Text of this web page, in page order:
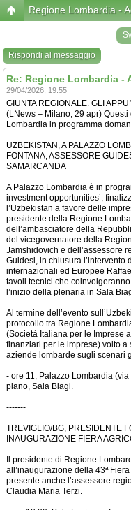
Regione Lombardia -
Rispondi al messaggio
Re: Regione Lombardia -
29/04/2026, 19:55
GIUNTA REGIONALE. GLI
(LNews – Milano, 29 apr)
Lombardia in programma
UZBEKISTAN, A PALAZZO
FONTANA, ASSESSORE
SAMARCANDA
A Palazzo Lombardia è in
investment opportunities’,
l’Uzbekistan a favore delle
presidente della Regione
dell’ambasciatore della
del vicegovernatore della
Jamshidovich e dell’assessore
Guidesi, in chiusura
internazionali ed Europee
tavoli tecnici che
l’inizio della plenaria in Sala
Al termine dell’evento
protocollo tra Regione
(Società Italiana per le Imprese
finanziari per le imprese) volto
aziende lombarde sugli scenari
- ore 11, Palazzo Lombardia
piano, Sala Biagi.
-------
TREVIGLIO/BG, PRESIDENTE
INAUGURAZIONE FIERA
Il presidente di Regione
all’inaugurazione della 43ª
presente anche l’assessore
Claudia Maria Terzi.